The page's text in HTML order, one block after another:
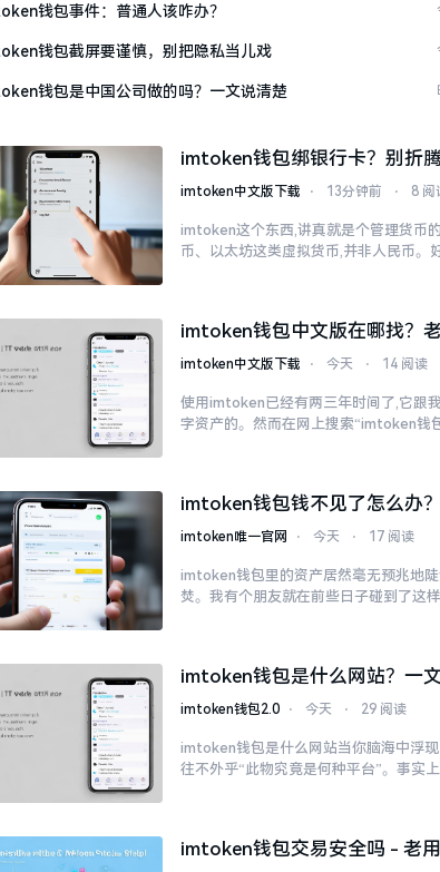
钱包事件：普通人该咋办？
钱包截屏要谨慎，别把隐私当儿戏
钱包是中国公司做的吗？一文说清楚
imtoken钱包绑银行卡？别折
imtoken中文版下载 ⋅ 13分钟前 ⋅ 8 阅
imtoken这个东西,讲真就是个管理货币
币、以太坊这类虚拟货币,并非人民币。
imtoken钱包中文版在哪找？
imtoken中文版下载 ⋅ 今天 ⋅ 14 阅读
使用imtoken已经有两三年时间了,它跟
字资产的。然而在网上搜索“imtoken钱
imtoken钱包钱不见了怎么办
imtoken唯一官网 ⋅ 今天 ⋅ 17 阅读
imtoken钱包里的资产居然毫无预兆地
焚。我有个朋友就在前些日子碰到了这
imtoken钱包是什么网站？一
imtoken钱包2.0 ⋅ 今天 ⋅ 29 阅读
imtoken钱包是什么网站当你脑海中浮
往不外乎“此物究竟是何种平台”。事实
imtoken钱包交易安全吗 - 老